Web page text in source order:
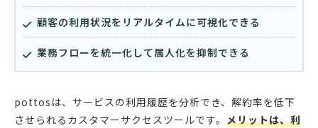
顧客の利用状況をリアルタイムに可視化できる
業務フローを統一化して属人化を抑制できる
pottosは、サービスの利用履歴を分析でき、解約率を低下
させられるカスタマーサクセスツールです。 メリットは、利